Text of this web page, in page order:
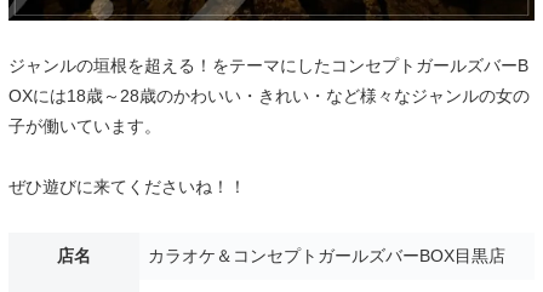
ジャンルの垣根を超える！をテーマにしたコンセプトガールズバーB
OXには18歳～28歳のかわいい・きれい・など様々なジャンルの女の
子が働いています。
ぜひ遊びに来てくださいね！！
店名 カラオケ＆コンセプトガールズバーBOX目黒店